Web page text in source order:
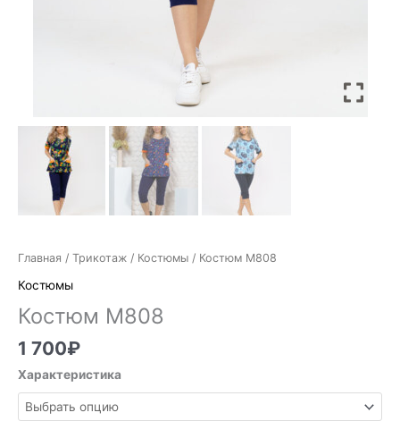
Главная / Трикотаж / Костюмы / Костюм М808
Костюмы
Костюм М808
1 700₽
Характеристика